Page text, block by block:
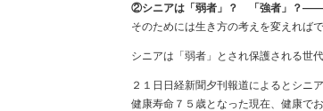
②シニアは「弱者」？ 「強者」？――
そのためには生き方の考えを変えれば
シニアは「弱者」とされ保護される世
２１日日経新聞夕刊報道によるとシニ
健康寿命７５歳となった現在、健康で